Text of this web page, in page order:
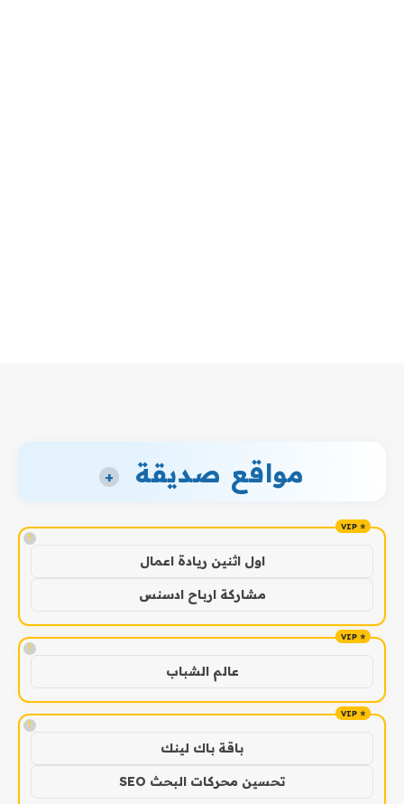
مواقع صديقة +
!
اول اثنين ريادة اعمال
مشاركة ارباح ادسنس
!
عالم الشباب
!
باقة باك لينك
تحسين محركات البحث SEO